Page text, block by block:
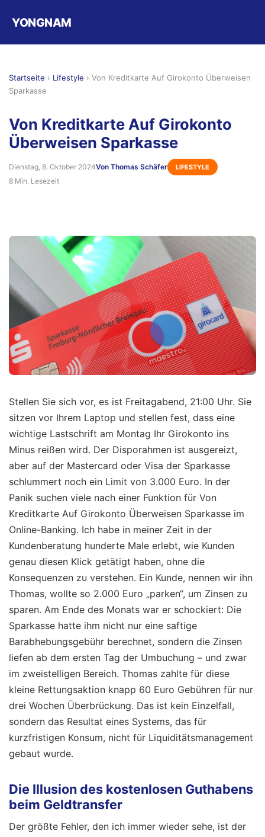
YONGNAM
Startseite › Lifestyle › Von Kreditkarte Auf Girokonto Überweisen
Sparkasse
Von Kreditkarte Auf Girokonto
Überweisen Sparkasse
Dienstag, 8. Oktober 2024Von Thomas Schäfer LIFESTYLE
8 Min. Lesezeit
Stellen Sie sich vor, es ist Freitagabend, 21:00 Uhr. Sie
sitzen vor Ihrem Laptop und stellen fest, dass eine
wichtige Lastschrift am Montag Ihr Girokonto ins
Minus reißen wird. Der Disporahmen ist ausgereizt,
aber auf der Mastercard oder Visa der Sparkasse
schlummert noch ein Limit von 3.000 Euro. In der
Panik suchen viele nach einer Funktion für Von
Kreditkarte Auf Girokonto Überweisen Sparkasse im
Online-Banking. Ich habe in meiner Zeit in der
Kundenberatung hunderte Male erlebt, wie Kunden
genau diesen Klick getätigt haben, ohne die
Konsequenzen zu verstehen. Ein Kunde, nennen wir ihn
Thomas, wollte so 2.000 Euro „parken“, um Zinsen zu
sparen. Am Ende des Monats war er schockiert: Die
Sparkasse hatte ihm nicht nur eine saftige
Barabhebungsgebühr berechnet, sondern die Zinsen
liefen ab dem ersten Tag der Umbuchung – und zwar
im zweistelligen Bereich. Thomas zahlte für diese
kleine Rettungsaktion knapp 60 Euro Gebühren für nur
drei Wochen Überbrückung. Das ist kein Einzelfall,
sondern das Resultat eines Systems, das für
kurzfristigen Konsum, nicht für Liquiditätsmanagement
gebaut wurde.
Die Illusion des kostenlosen Guthabens
beim Geldtransfer
Der größte Fehler, den ich immer wieder sehe, ist der